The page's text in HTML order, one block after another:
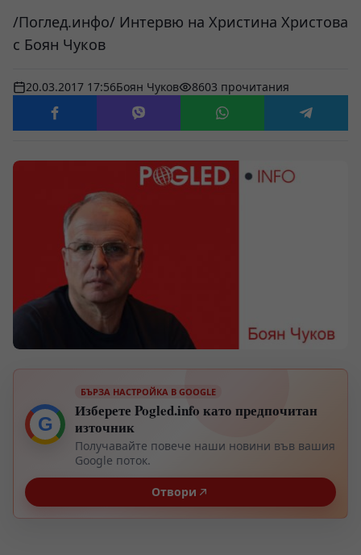
/Поглед.инфо/ Интервю на Христина Христова
с Боян Чуков
20.03.2017 17:56Боян Чуков 8603 прочитания
G
БЪРЗА НАСТРОЙКА В GOOGLE
Изберете Pogled.info като предпочитан
източник
Получавайте повече наши новини във вашия
Google поток.
Отвори